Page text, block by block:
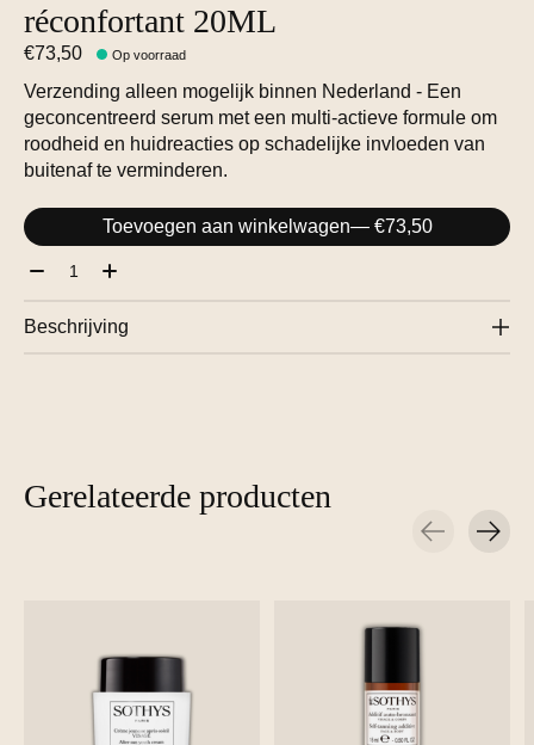
réconfortant 20ML
€73,50 Op voorraad
Verzending alleen mogelijk binnen Nederland - Een
geconcentreerd serum met een multi-actieve formule om
roodheid en huidreacties op schadelijke invloeden van
buitenaf te verminderen.
Toevoegen aan winkelwagen
— €73,50
Aantal:
Beschrijving
Gerelateerde producten